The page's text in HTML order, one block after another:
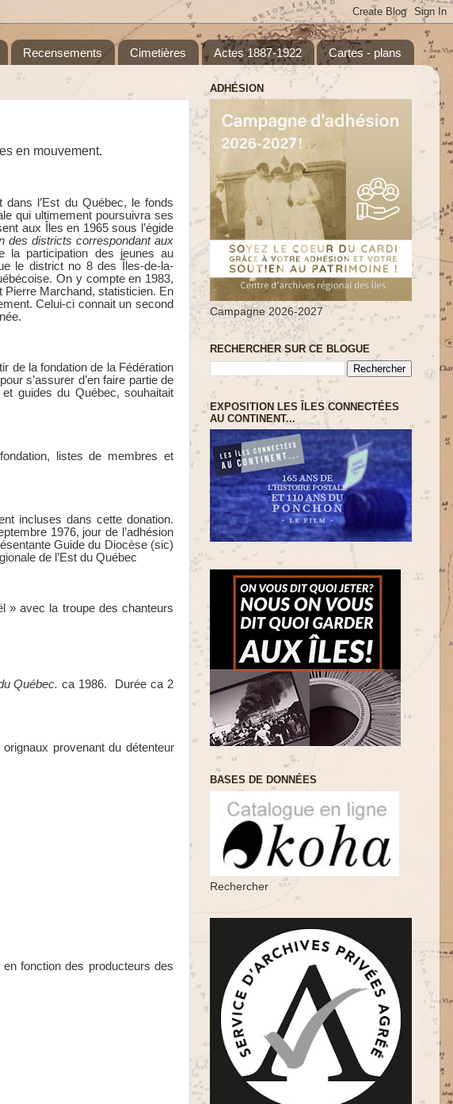
Recensements Cimetières Actes 1887-1922 Cartes - plans
en mouvement.
dans l’Est du Québec, le fonds
qui ultimement poursuivra ses
aux Îles en 1965 sous l’égide
des districts correspondant aux
la participation des jeunes au
le district no 8 des Îles-de-la-
On y compte en 1983,
Pierre Marchand, statisticien. En
Celui-ci connait un second
de la fondation de la Fédération
s’assurer d’en faire partie de
guides du Québec, souhaitait
listes de membres et
incluses dans cette donation.
1976, jour de l’adhésion
Guide du Diocèse (sic)
de l’Est du Québec
» avec la troupe des chanteurs
Québec.ca 1986. Durée ca 2
provenant du détenteur
fonction des producteurs des
ADHÉSION
Campagne 2026-2027
RECHERCHER SUR CE BLOGUE
EXPOSITION LES ÎLES CONNECTÉES
AU CONTINENT...
BASES DE DONNÉES
Rechercher